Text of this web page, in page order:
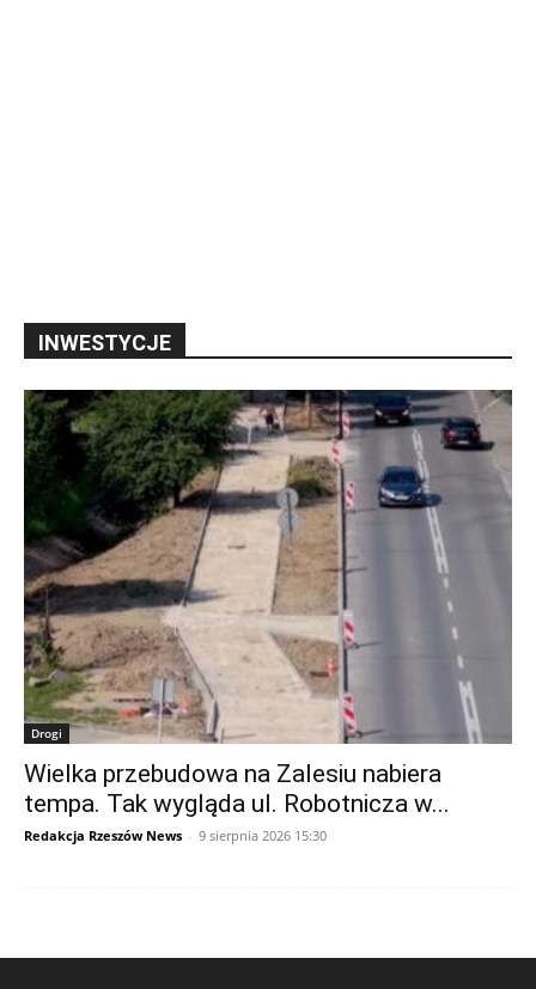
INWESTYCJE
Drogi
Wielka przebudowa na Zalesiu nabiera
tempa. Tak wygląda ul. Robotnicza w...
Redakcja Rzeszów News - 9 sierpnia 2026 15:30